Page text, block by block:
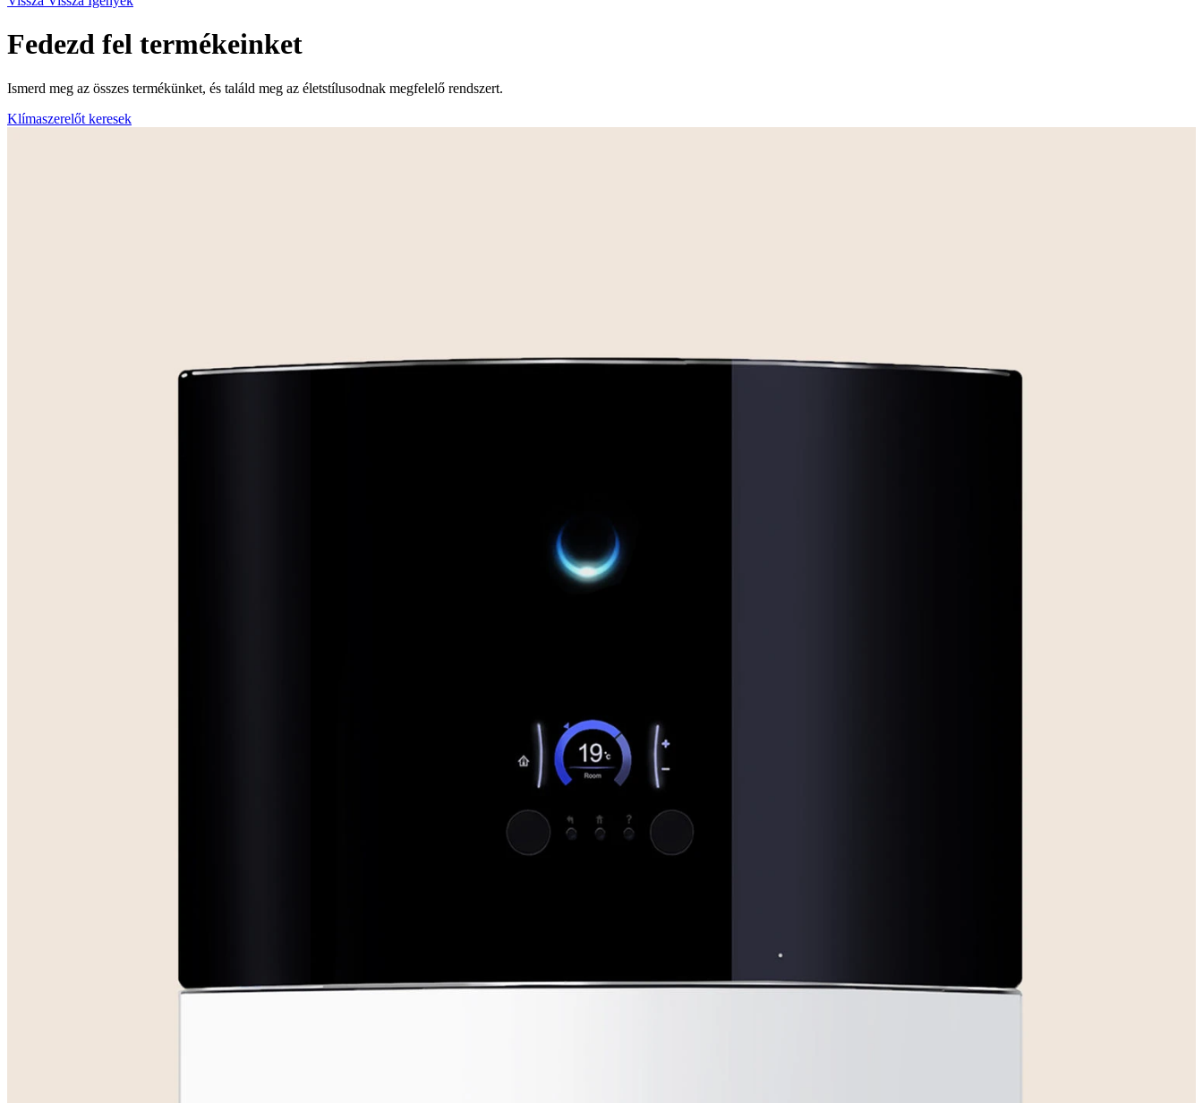
Fedezd fel termékeinket
Ismerd meg az összes termékünket, és találd meg az életstílusodnak megfelelő rendszert.
Klímaszerelőt keresek